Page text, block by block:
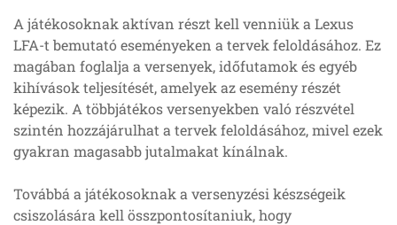
A játékosoknak aktívan részt kell venniük a Lexus
LFA-t bemutató eseményeken a tervek feloldásához. Ez
magában foglalja a versenyek, időfutamok és egyéb
kihívások teljesítését, amelyek az esemény részét
képezik. A többjátékos versenyekben való részvétel
szintén hozzájárulhat a tervek feloldásához, mivel ezek
gyakran magasabb jutalmakat kínálnak.
Továbbá a játékosoknak a versenyzési készségeik
csiszolására kell összpontosítaniuk, hogy